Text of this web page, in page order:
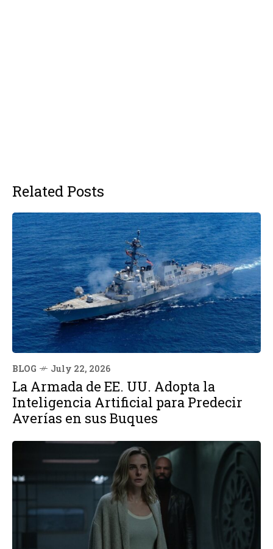
Related Posts
BLOG July 22, 2026
La Armada de EE. UU. Adopta la
Inteligencia Artificial para Predecir
Averías en sus Buques